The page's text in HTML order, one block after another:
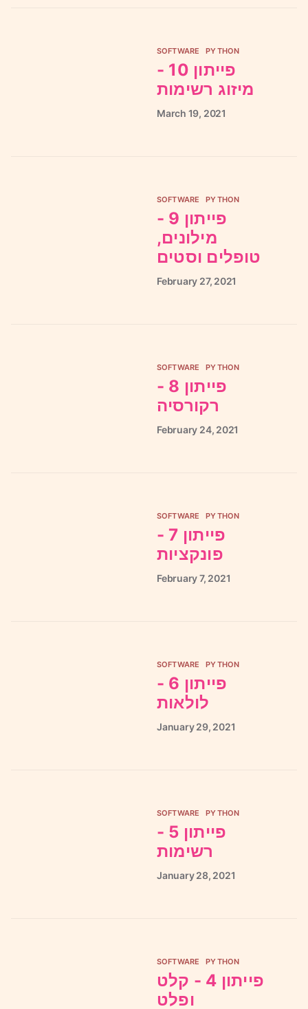
SOFTWARE PYTHON
פייתון 10 -
מיזוג רשימות
March 19, 2021
SOFTWARE PYTHON
פייתון 9 -
מילונים,
טופלים וסטים
February 27, 2021
SOFTWARE PYTHON
פייתון 8 -
רקורסיה
February 24, 2021
SOFTWARE PYTHON
פייתון 7 -
פונקציות
February7, 2021
SOFTWARE PYTHON
פייתון 6 -
לולאות
January29, 2021
SOFTWARE PYTHON
פייתון 5 -
רשימות
January28, 2021
SOFTWARE PYTHON
פייתון 4 - קלט
ופלט